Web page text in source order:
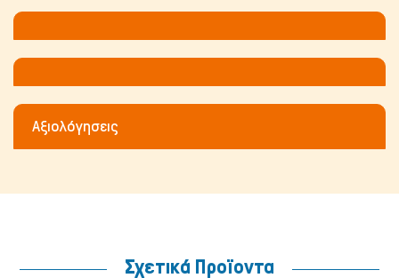
Αξιολόγησεις
Σχετικά Προϊοντα